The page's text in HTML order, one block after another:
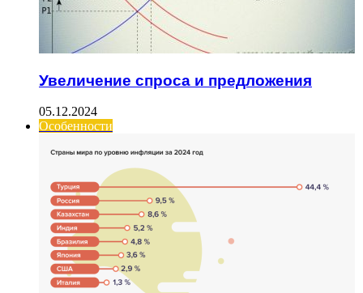
Увеличение спроса и предложения
05.12.2024
Особенности